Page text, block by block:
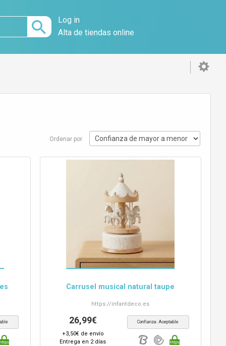
Log in
Alta de tiendas online
Ordenar por
Carrusel musical natural taupe
https://infantdeco.es
26,99€
+3,50€ de envío
Entrega en 2 días
Confianza: Aceptable